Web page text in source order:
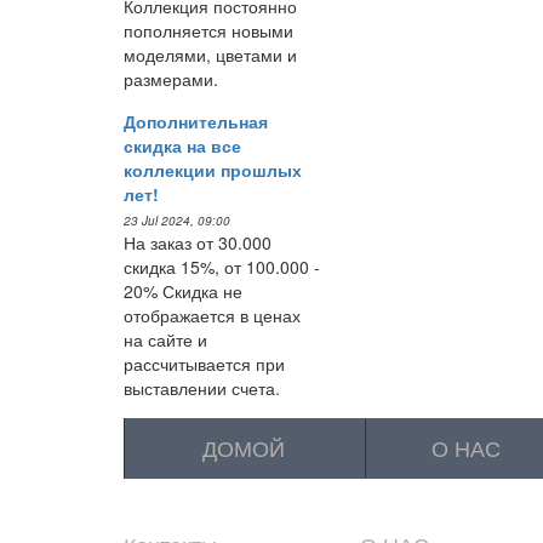
Коллекция постоянно
пополняется новыми
моделями, цветами и
размерами.
Дополнительная
скидка на все
коллекции прошлых
лет!
23 Jul 2024, 09:00
На заказ от 30.000
скидка 15%, от 100.000 -
20% Скидка не
отображается в ценах
на сайте и
рассчитывается при
выставлении счета.
ДОМОЙ О НАС